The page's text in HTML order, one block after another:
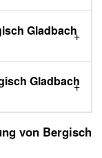
Gladbach
Gladbach
von Bergisch